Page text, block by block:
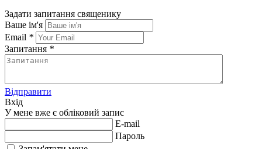
Задати запитання священику
Ваше ім'я
Email *
Запитання *
Відправити
Вхід
У мене вже є обліковий запис
E-mail
Пароль